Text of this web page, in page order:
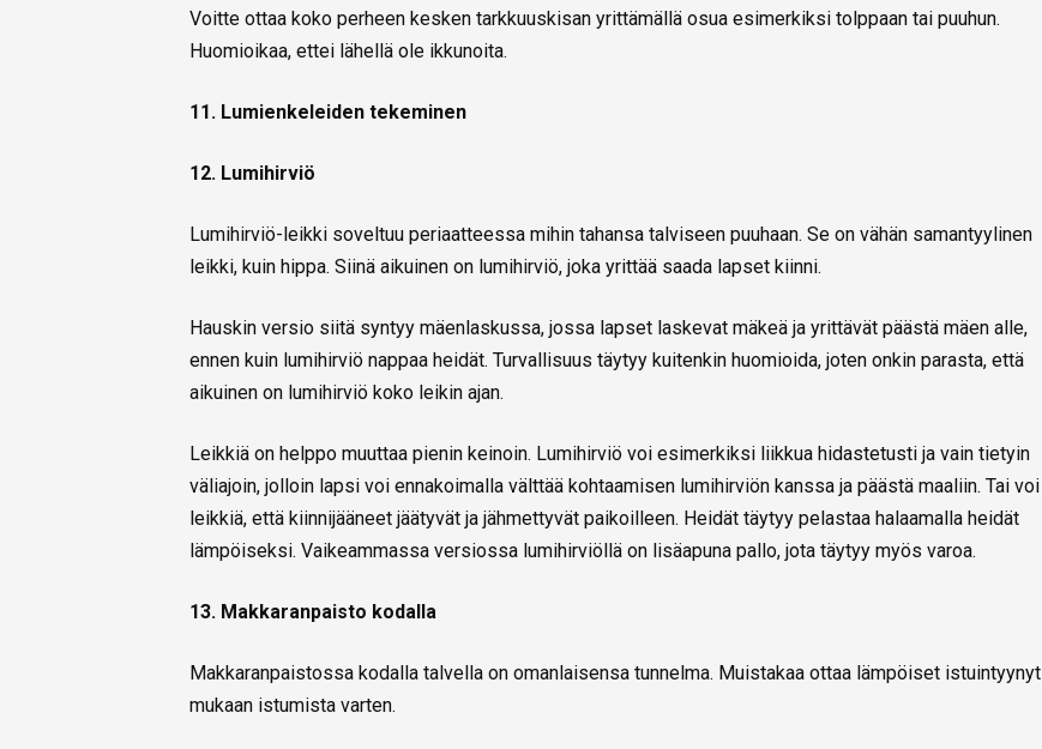
Voitte ottaa koko perheen kesken tarkkuuskisan yrittämällä osua esimerkiksi tolppaan tai puuhun.
Huomioikaa, ettei lähellä ole ikkunoita.
11. Lumienkeleiden tekeminen
12. Lumihirviö
Lumihirviö-leikki soveltuu periaatteessa mihin tahansa talviseen puuhaan. Se on vähän samantyylinen
leikki, kuin hippa. Siinä aikuinen on lumihirviö, joka yrittää saada lapset kiinni.
Hauskin versio siitä syntyy mäenlaskussa, jossa lapset laskevat mäkeä ja yrittävät päästä mäen alle,
ennen kuin lumihirviö nappaa heidät. Turvallisuus täytyy kuitenkin huomioida, joten onkin parasta, että
aikuinen on lumihirviö koko leikin ajan.
Leikkiä on helppo muuttaa pienin keinoin. Lumihirviö voi esimerkiksi liikkua hidastetusti ja vain tietyin
väliajoin, jolloin lapsi voi ennakoimalla välttää kohtaamisen lumihirviön kanssa ja päästä maaliin. Tai voi
leikkiä, että kiinnijääneet jäätyvät ja jähmettyvät paikoilleen. Heidät täytyy pelastaa halaamalla heidät
lämpöiseksi. Vaikeammassa versiossa lumihirviöllä on lisäapuna pallo, jota täytyy myös varoa.
13. Makkaranpaisto kodalla
Makkaranpaistossa kodalla talvella on omanlaisensa tunnelma. Muistakaa ottaa lämpöiset istuintyynyt
mukaan istumista varten.